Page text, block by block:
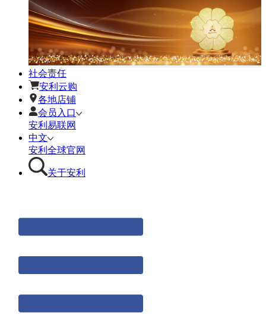
社会责任
安利云购
各地店铺
会员入口
安利易联网
中文
安利全球官网
关于安利